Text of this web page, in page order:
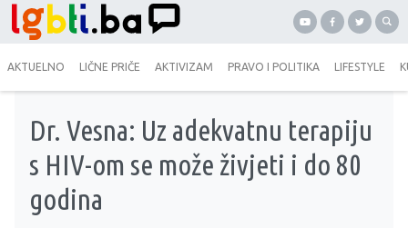
AKTUELNO LIČNE PRIČE AKTIVIZAM PRAVO I POLITIKA LIFESTYLE
Dr. Vesna: Uz adekvatnu terapiju
s HIV-om se može živjeti i do 80
godina